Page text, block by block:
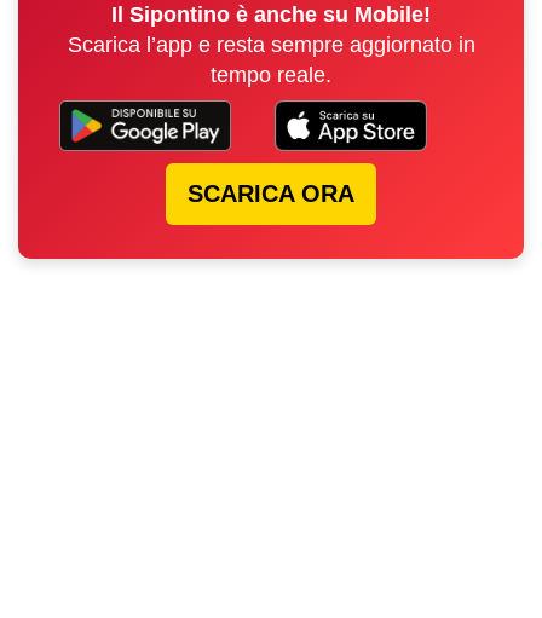
Il Sipontino è anche su Mobile!
Scarica l’app e resta sempre aggiornato in
tempo reale.
SCARICA ORA